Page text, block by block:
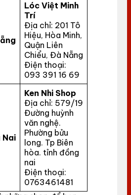
Lóc Việt Minh
Trí
Địa chỉ: 201 Tô
Hiệu, Hòa Minh,
Quận Liên
Chiểu, Đà Nẵng
Điện thoại:
093 391 16 69
Ken Nhi Shop
Địa chỉ: 579/19
Đường huỳnh
văn nghệ.
Phường bửu
long. Tp Biên
hòa. tỉnh đồng
nai
Điện thoại:
0763461481